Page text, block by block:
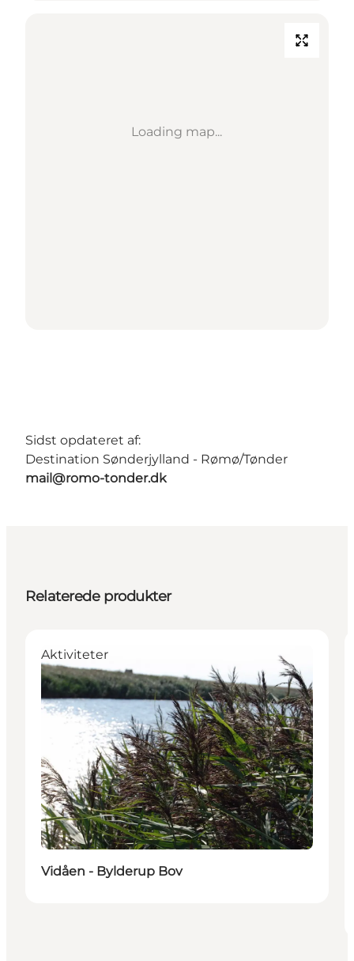
Loading map...
Sidst opdateret af:
Destination Sønderjylland - Rømø/Tønder
mail@romo-tonder.dk
Relaterede produkter
Aktiviteter
Vidåen - Bylderup Bov